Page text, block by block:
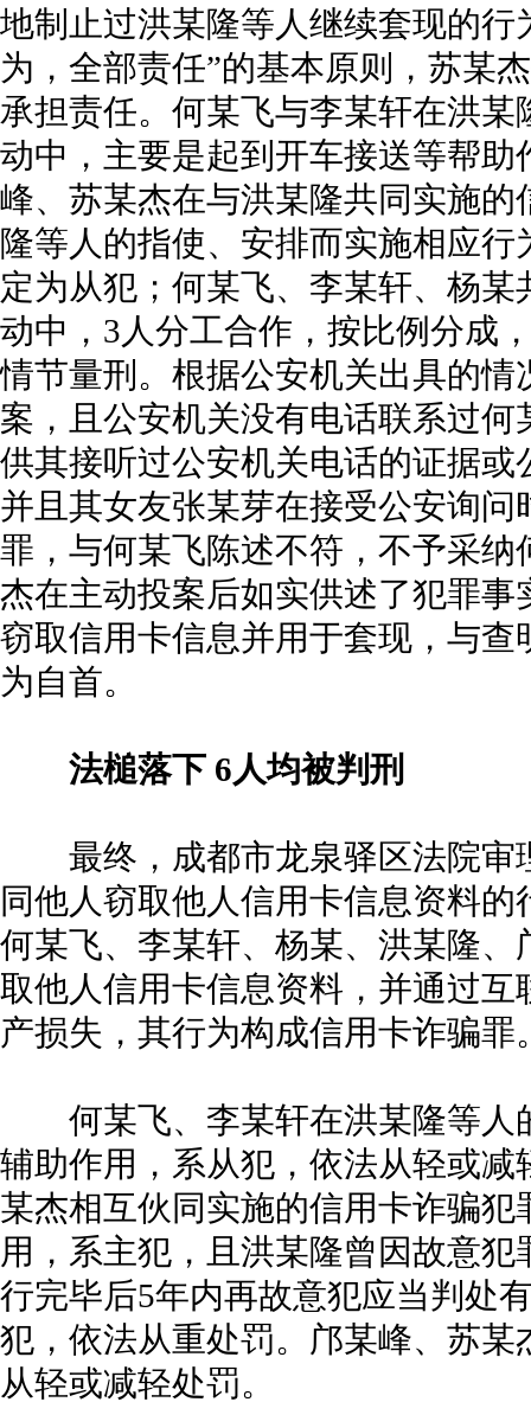
地制止过洪某隆等人继续套现的行
为，全部责任”的基本原则，苏某
承担责任。何某飞与李某轩在洪
动中，主要是起到开车接送等帮
峰、苏某杰在与洪某隆共同实施
隆等人的指使、安排而实施相应
定为从犯；何某飞、李某轩、杨
动中，3人分工合作，按比例分成
情节量刑。根据公安机关出具的
案，且公安机关没有电话联系过
供其接听过公安机关电话的证据
并且其女友张某芽在接受公安询
罪，与何某飞陈述不符，不予采
杰在主动投案后如实供述了犯罪
窃取信用卡信息并用于套现，与
为自首。
法槌落下 6人均被判刑
最终，成都市龙泉驿区法院审
同他人窃取他人信用卡信息资料
何某飞、李某轩、杨某、洪某隆
取他人信用卡信息资料，并通过
产损失，其行为构成信用卡诈骗罪
何某飞、李某轩在洪某隆等人
辅助作用，系从犯，依法从轻或
某杰相互伙同实施的信用卡诈骗
用，系主犯，且洪某隆曾因故意
行完毕后5年内再故意犯应当判处
犯，依法从重处罚。邝某峰、苏
从轻或减轻处罚。